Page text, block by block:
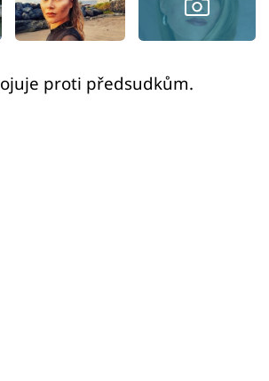
proti předsudkům.